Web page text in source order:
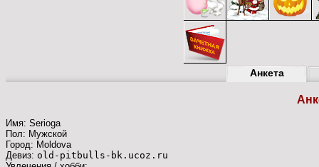
Анкета
Имя: Serioga
Пол: Мужской
Город: Moldova
Девиз: old-pitbulls-bk.ucoz.ru